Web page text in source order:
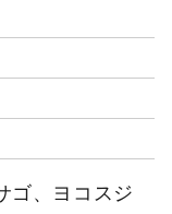
ゴ、ヨコスジ